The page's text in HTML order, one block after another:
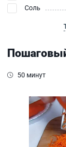
Соль
50 минут